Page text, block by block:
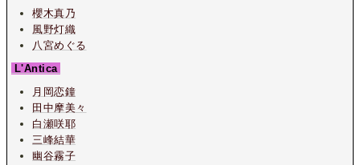
櫻木真乃
風野灯織
八宮めぐる
L'Antica
月岡恋鐘
田中摩美々
白瀬咲耶
三峰結華
幽谷霧子